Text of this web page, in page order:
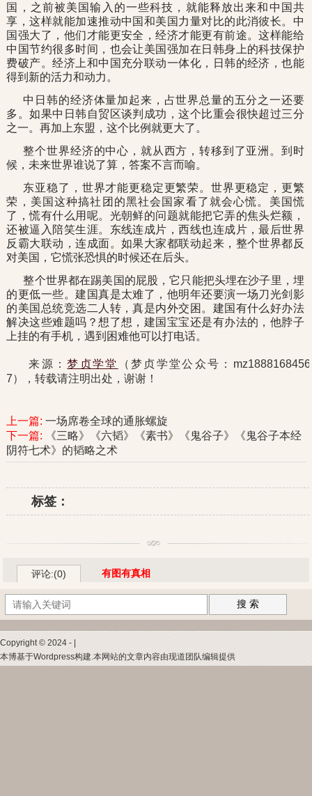
国，之前被美国输入的一些科技，就能释放出来和中国共
享，这样就能加速推动中国和美国力量对比的此消彼长。中
国强大了，他们才能更安全，经济才能更有前途。这样能给
中国节约很多时间，也会让美国强加在日韩身上的科技保护
费破产。经济上和中国充分联动一体化，日韩的经济，也能
得到新的活力和动力。
中日韩的经济体量加起来，占世界总量的五分之一还要
多。如果中日韩自贸区谈判成功，这个比重会很快超过三分
之一。再加上东盟，这个比例就更大了。
整个世界经济的中心，就从西方，转移到了亚洲。到时
候，未来世界谁说了算，答案不言而喻。
东亚稳了，世界才能更稳定更繁荣。世界更稳定，更繁
荣，美国这种搞社团的黑社会国家看了就会心慌。美国慌
了，慌有什么用呢。光朝鲜的问题就能把它弄的焦头烂额，
还被逼入陪笑生涯。东线连成片，西线也连成片，最后世界
反霸大联动，连成面。如果大家都联动起来，整个世界都反
对美国，它慌张恐惧的时候还在后头。
整个世界都在踢美国的屁股，它只能把头埋在沙子里，埋
的更低一些。建国真是太难了，他明年还要演一场刀光剑影
的美国总统竞选二人转，真是内外交困。建国有什么好办法
解决这些难题吗？想了想，建国宝宝还是有办法的，他脖子
上挂的有手机，遇到困难他可以打电话。
来源：梦贞学堂
（梦贞学堂公众号：mz1888168456
7），转载请注明出处，谢谢！
上一篇:一场席卷全球的通胀螺旋
下一篇:
《三略》《六韬》《素书》《鬼谷子》《鬼谷子本经
阴符七术》的韬略之术
标签：
评论:(0) 有图有真相
搜 索
Copyright © 2024 - |
本博基于Wordpress构建.本网站的文章内容由现道团队编辑提供